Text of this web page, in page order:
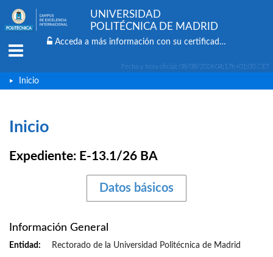
Fecha y hora oficial: 08/08/202604:17h+01:00 CET
UNIVERSIDAD
POLITÉCNICA DE MADRID
Acceda a más información con su certificado digital
Inicio
Inicio
Expediente: E-13.1/26 BA
Datos básicos
Información General
Entidad
Rectorado de la Universidad Politécnica de Madrid